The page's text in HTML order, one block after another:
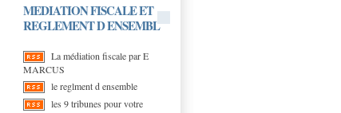
MEDIATION FISCALE ET
REGLEMENT D ENSEMBL
La médiation fiscale par E
MARCUS
le reglment d ensemble
les 9 tribunes pour votre